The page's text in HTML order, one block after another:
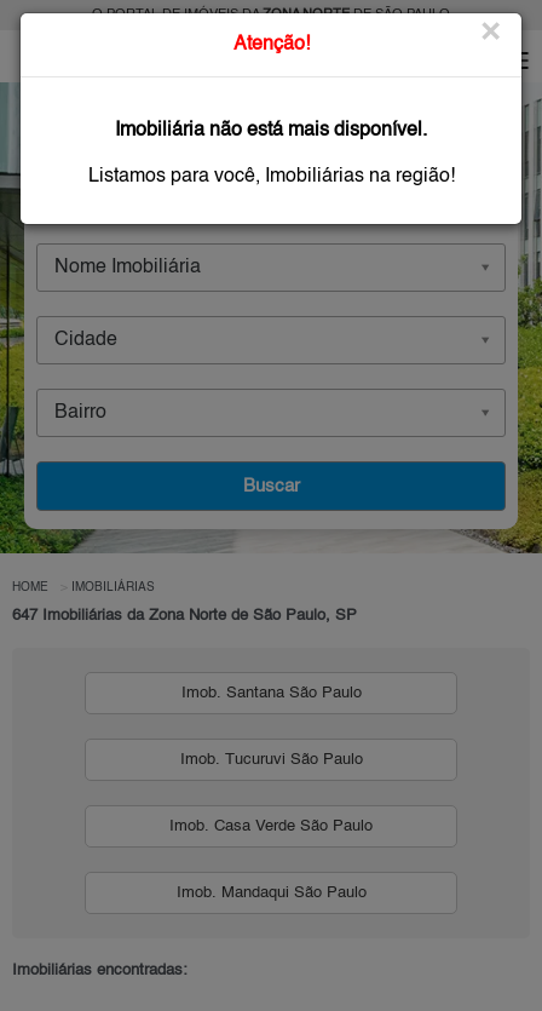
O PORTAL DE IMÓVEIS DAZONA NORTEDE SÃO PAULO
Imobiliárias
Nome Imobiliária
Cidade
Bairro
Buscar
HOME IMOBILIÁRIAS
647 Imobiliárias da Zona Norte de São Paulo, SP
Imob. Santana São Paulo
Imob. Tucuruvi São Paulo
Imob. Casa Verde São Paulo
Imob. Mandaqui São Paulo
Imobiliárias encontradas:
Atenção! ×
Imobiliária não está mais disponível.
Listamos para você, Imobiliárias na região!